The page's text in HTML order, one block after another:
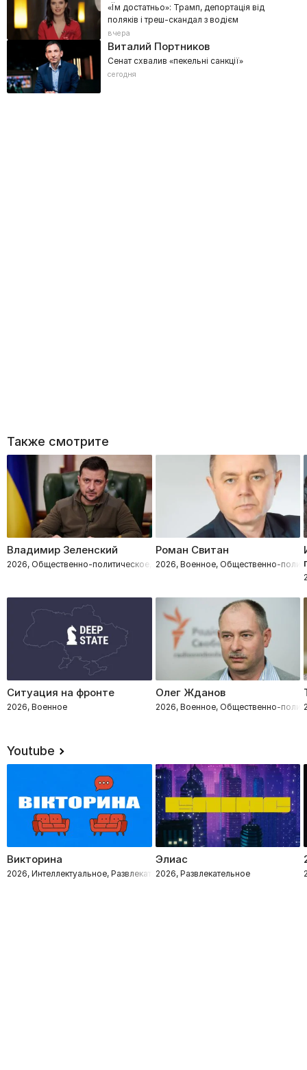
«Їм достатньо»: Трамп, депортація від
поляків і треш-скандал з водієм
вчера
Виталий Портников
Сенат схвалив «пекельні санкції»
сегодня
Также смотрите
Владимир Зеленский
2026, Общественно-политическое, Военное
Роман Свитан
2026, Военное, Общественно-
Ситуация на фронте
2026, Военное
Олег Жданов
2026, Военное, Общественно-
Youtube
Викторина
2026, Интеллектуальное, Развлекательное
Элиас
2026, Развлекательное